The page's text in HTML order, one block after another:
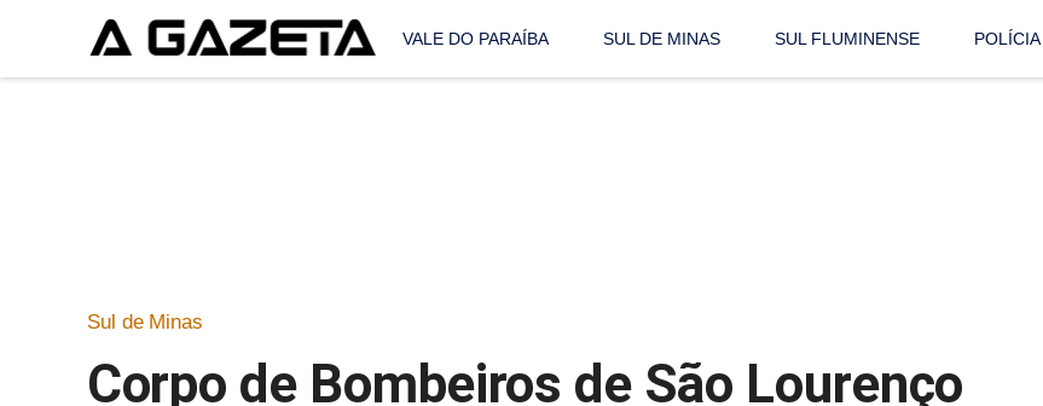
VALE DO PARAÍBA SUL DE MINAS SUL FLUMINENSE POLÍCIA
Sul de Minas
Corpo de Bombeiros de São Lourenço